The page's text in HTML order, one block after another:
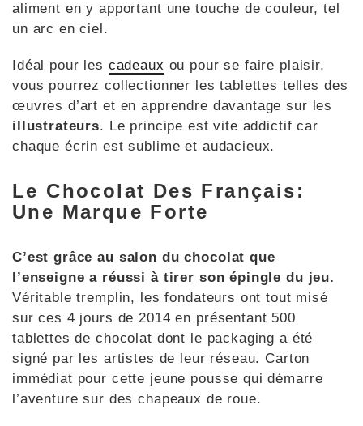
aliment en y apportant une touche de couleur, tel
un arc en ciel.
Idéal pour les cadeaux ou pour se faire plaisir,
vous pourrez collectionner les tablettes telles des
œuvres d’art et en apprendre davantage sur les
illustrateurs. Le principe est vite addictif car
chaque écrin est sublime et audacieux.
Le Chocolat Des Français:
Une Marque Forte
C’est grâce au salon du chocolat que
l’enseigne a réussi à tirer son épingle du jeu.
Véritable tremplin, les fondateurs ont tout misé
sur ces 4 jours de 2014 en présentant 500
tablettes de chocolat dont le packaging a été
signé par les artistes de leur réseau. Carton
immédiat pour cette jeune pousse qui démarre
l’aventure sur des chapeaux de roue.